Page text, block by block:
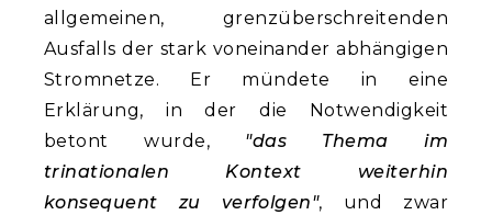
allgemeinen, grenzüberschreitenden
Ausfalls der stark voneinander abhängigen
Stromnetze. Er mündete in eine
Erklärung, in der die Notwendigkeit
betont wurde, "das Thema im
trinationalen Kontext weiterhin
konsequent zu verfolgen", und zwar